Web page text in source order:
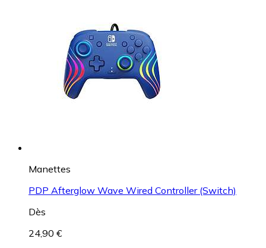
Manettes
PDP Afterglow Wave Wired Controller (Switch)
Dès
24,90 €